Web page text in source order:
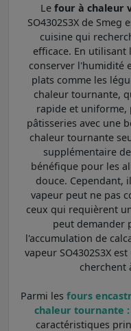
Le four à chaleur
SO4302S3X de
cuisine qui
efficace. En utilisant
conserver l'humidité
plats comme les
chaleur tournante,
rapide et
pâtisseries avec une
chaleur tournante
supplémentaire
bénéfique pour les
douce. Cependant,
vapeur peut ne pas
ceux qui requièrent
peut demander
l'accumulation de
vapeur SO4302S3X
cherchent
Parmi les fours
chaleur tournante :
caractéristiques